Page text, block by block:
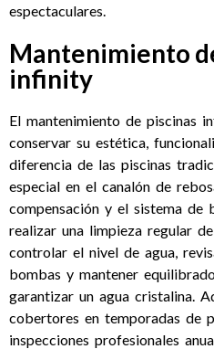
espectaculares.
Mantenimiento
infinity
El mantenimiento de piscinas
conservar su estética,
diferencia de las piscinas
especial en el canalón de
compensación y el sistema de
realizar una limpieza regular
controlar el nivel de agua,
bombas y mantener
garantizar un agua cristalina.
cobertores en temporadas de
inspecciones profesionales